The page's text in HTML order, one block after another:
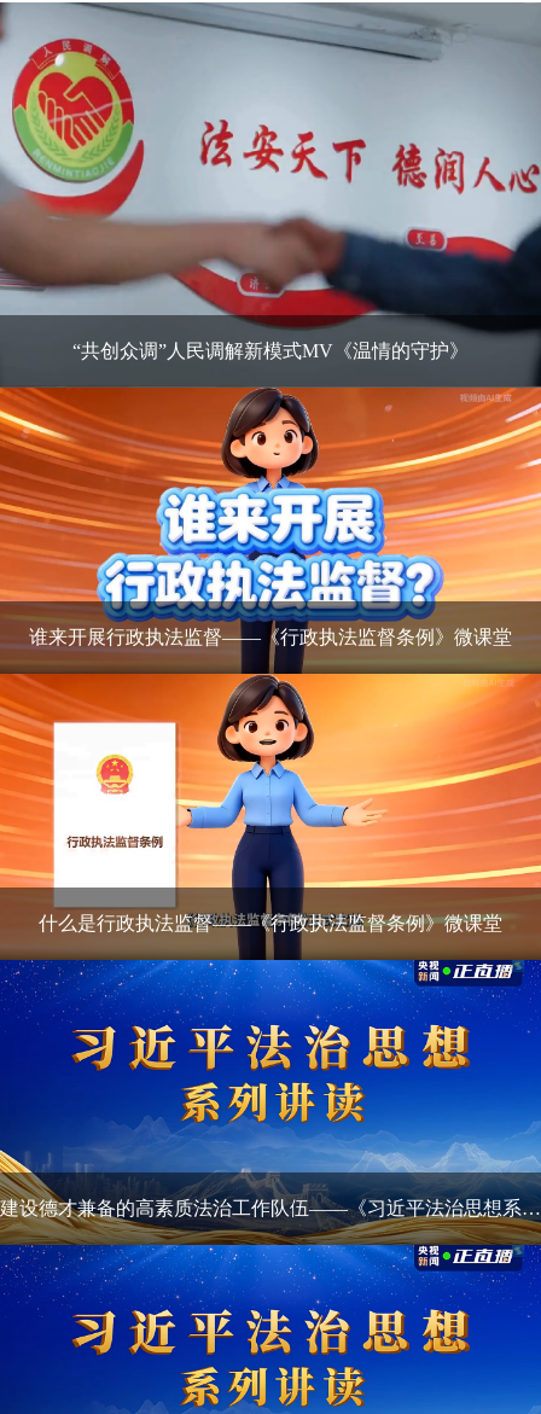
“共创众调”人民调解新模式MV《温情的守护》
谁来开展行政执法监督——《行政执法监督条例》微课堂
什么是行政执法监督——《行政执法监督条例》微课堂
建设德才兼备的高素质法治工作队伍——《习近平法治思想系列讲读》第八集